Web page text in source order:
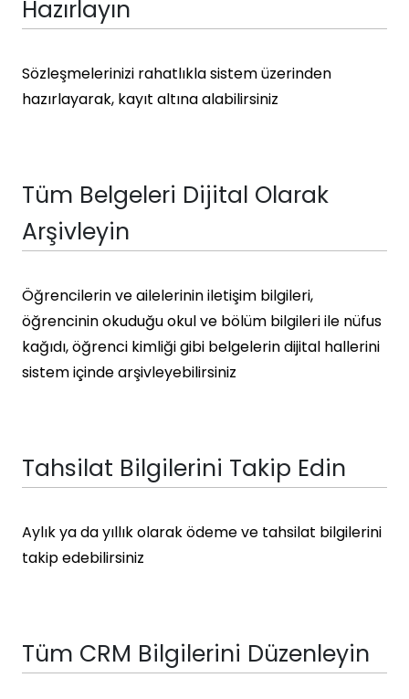
Hazırlayın
Sözleşmelerinizi rahatlıkla sistem üzerinden
hazırlayarak, kayıt altına alabilirsiniz
Tüm Belgeleri Dijital Olarak
Arşivleyin
Öğrencilerin ve ailelerinin iletişim bilgileri,
öğrencinin okuduğu okul ve bölüm bilgileri ile nüfus
kağıdı, öğrenci kimliği gibi belgelerin dijital hallerini
sistem içinde arşivleyebilirsiniz
Tahsilat Bilgilerini Takip Edin
Aylık ya da yıllık olarak ödeme ve tahsilat bilgilerini
takip edebilirsiniz
Tüm CRM Bilgilerini Düzenleyin